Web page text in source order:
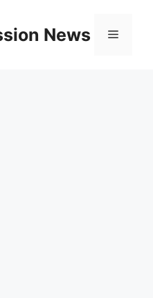
News Menu